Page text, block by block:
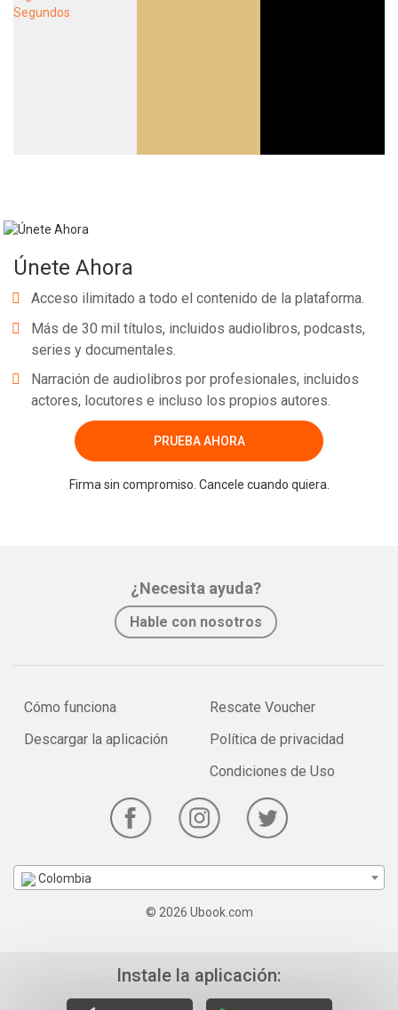
Únete Ahora
Acceso ilimitado a todo el contenido de la plataforma.
Más de 30 mil títulos, incluidos audiolibros, podcasts,
series y documentales.
Narración de audiolibros por profesionales, incluidos
actores, locutores e incluso los propios autores.
PRUEBA AHORA
Firma sin compromiso. Cancele cuando quiera.
¿Necesita ayuda?
Hable con nosotros
Cómo funciona
Descargar la aplicación
Rescate Voucher
Política de privacidad
Condiciones de Uso
Colombia
© 2026 Ubook.com
Instale la aplicación: